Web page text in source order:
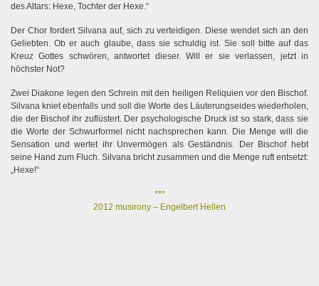
des Altars: Hexe, Tochter der Hexe.“
Der Chor fordert Silvana auf, sich zu verteidigen. Diese wendet sich an den
Geliebten. Ob er auch glaube, dass sie schuldig ist. Sie soll bitte auf das
Kreuz Gottes schwören, antwortet dieser. Will er sie verlassen, jetzt in
höchster Not?
Zwei Diakone legen den Schrein mit den heiligen Reliquien vor den Bischof.
Silvana kniet ebenfalls und soll die Worte des Läuterungseides wiederholen,
die der Bischof ihr zuflüstert. Der psychologische Druck ist so stark, dass sie
die Worte der Schwurformel nicht nachsprechen kann. Die Menge will die
Sensation und wertet ihr Unvermögen als Geständnis. Der Bischof hebt
seine Hand zum Fluch. Silvana bricht zusammen und die Menge ruft entsetzt:
„Hexe!“
***
2012 musirony – Engelbert Hellen
2)